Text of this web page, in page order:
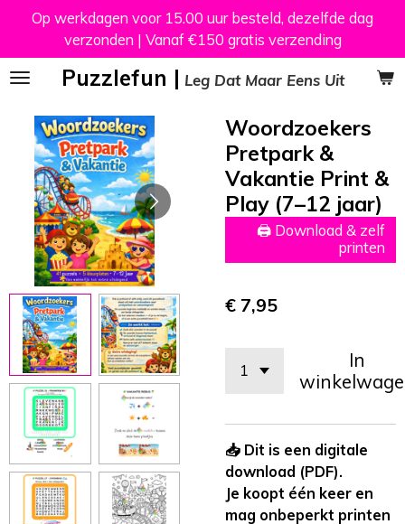
naar
de
Puzzlefun | Leg Dat Maar Eens Uit
Op werkdagen voor 15.00 uur besteld, dezelfde dag
verzonden | Vanaf €150 gratis verzending
Woordzoekers
Pretpark &
Vakantie Print &
Play (7–12 jaar)
🖨 Download & zelf
printen
€ 7,95
In
📥 Dit is een digitale
download (PDF).
Je koopt één keer en
mag onbeperkt printen